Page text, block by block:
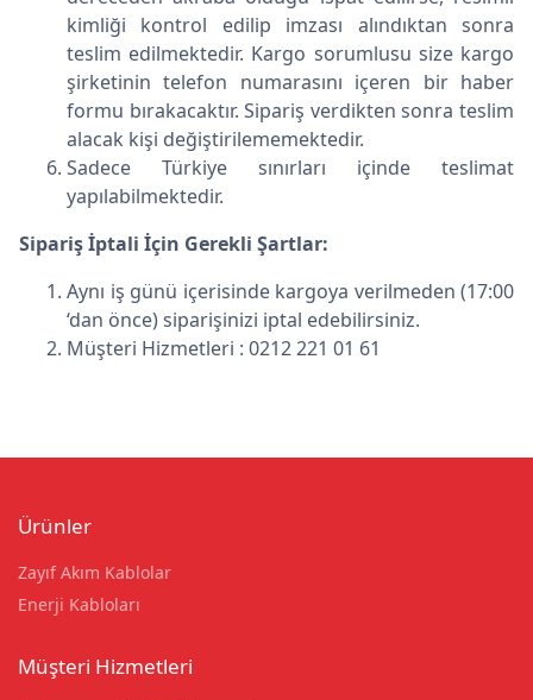
kimliği kontrol edilip imzası alındıktan sonra
teslim edilmektedir. Kargo sorumlusu size kargo
şirketinin telefon numarasını içeren bir haber
formu bırakacaktır. Sipariş verdikten sonra teslim
alacak kişi değiştirilememektedir.
Sadece Türkiye sınırları içinde teslimat
yapılabilmektedir.
Sipariş İptali İçin Gerekli Şartlar:
Aynı iş günü içerisinde kargoya verilmeden (17:00
‘dan önce) siparişinizi iptal edebilirsiniz.
Müşteri Hizmetleri : 0212 221 01 61
Ürünler
Zayıf Akım Kablolar
Enerji Kabloları
Müşteri Hizmetleri